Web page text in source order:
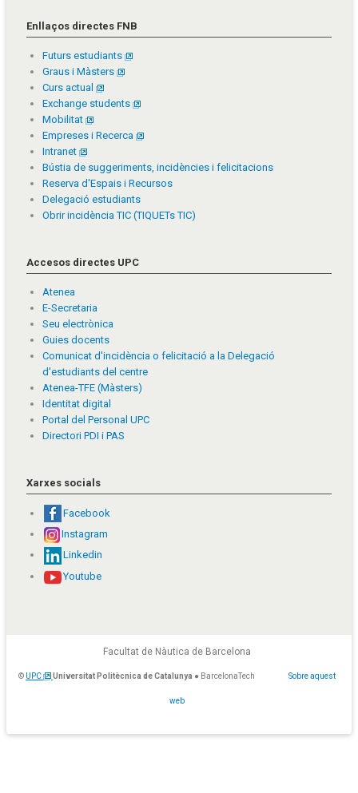
Enllaços directes FNB
Futurs estudiants
Graus i Màsters
Curs actual
Exchange students
Mobilitat
Empreses i Recerca
Intranet
Bústia de suggeriments, incidències i felicitacions
Reserva d'Espais i Recursos
Delegació estudiants
Obrir incidència TIC (TIQUETs TIC)
Accesos directes UPC
Atenea
E-Secretaria
Seu electrònica
Guies docents
Comunicat d'incidència o felicitació a la Delegació
d'estudiants del centre
Atenea-TFE (Màsters)
Identitat digital
Portal del Personal UPC
Directori PDI i PAS
Xarxes socials
Facebook
Instagram
Linkedin
Youtube
Facultat de Nàutica de Barcelona
© UPC Universitat Politècnica de Catalunya ● BarcelonaTech Sobre aquest
web